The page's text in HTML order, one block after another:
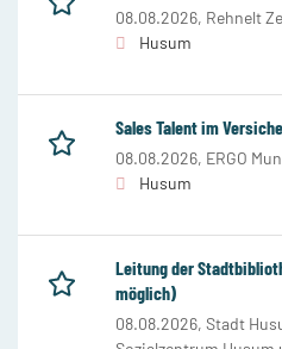
08.08.2026, Rehnelt
Husum
Sales Talent im
08.08.2026, ERGO
Husum
Leitung der
möglich)
08.08.2026, Stadt